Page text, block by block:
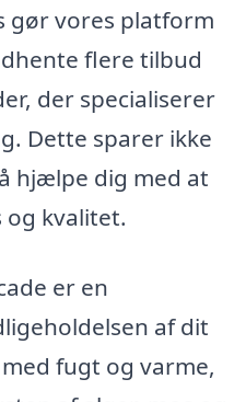
gør vores platform
flere tilbud
der specialiserer
Dette sparer ikke
hjælpe dig med at
kvalitet.
er en
af dit
fugt og varme,